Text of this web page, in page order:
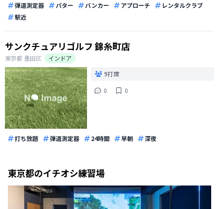
弾道測定器 パター バンカー アプローチ
レンタルクラブ
駅近
サンクチュアリゴルフ 錦糸町店
東京都 墨田区
インドア
9打席
0
0
打ち放題 弾道測定器 24時間 早朝 深夜
東京都のイチオシ練習場